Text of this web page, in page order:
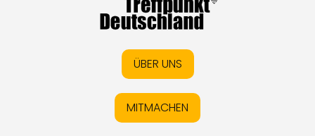
ÜBER UNS
MITMACHEN